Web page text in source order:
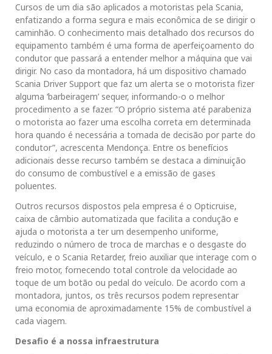
Cursos de um dia são aplicados a motoristas pela Scania,
enfatizando a forma segura e mais econômica de se dirigir o
caminhão. O conhecimento mais detalhado dos recursos do
equipamento também é uma forma de aperfeiçoamento do
condutor que passará a entender melhor a máquina que vai
dirigir. No caso da montadora, há um dispositivo chamado
Scania Driver Support que faz um alerta se o motorista fizer
alguma ‘barbeiragem’ sequer, informando-o o melhor
procedimento a se fazer. “O próprio sistema até parabeniza
o motorista ao fazer uma escolha correta em determinada
hora quando é necessária a tomada de decisão por parte do
condutor”, acrescenta Mendonça. Entre os benefícios
adicionais desse recurso também se destaca a diminuição
do consumo de combustível e a emissão de gases
poluentes.
Outros recursos dispostos pela empresa é o Opticruise,
caixa de câmbio automatizada que facilita a condução e
ajuda o motorista a ter um desempenho uniforme,
reduzindo o número de troca de marchas e o desgaste do
veículo, e o Scania Retarder, freio auxiliar que interage com o
freio motor, fornecendo total controle da velocidade ao
toque de um botão ou pedal do veículo. De acordo com a
montadora, juntos, os três recursos podem representar
uma economia de aproximadamente 15% de combustível a
cada viagem.
Desafio é a nossa infraestrutura